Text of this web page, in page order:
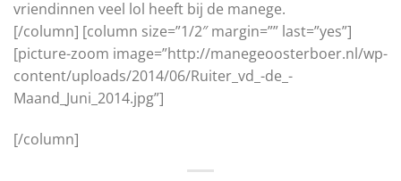
vriendinnen veel lol heeft bij de manege.
[/column] [column size=”1/2″ margin=”” last=”yes”]
[picture-zoom image=”http://manegeoosterboer.nl/wp-
content/uploads/2014/06/Ruiter_vd_-de_-
Maand_Juni_2014.jpg”]
[/column]